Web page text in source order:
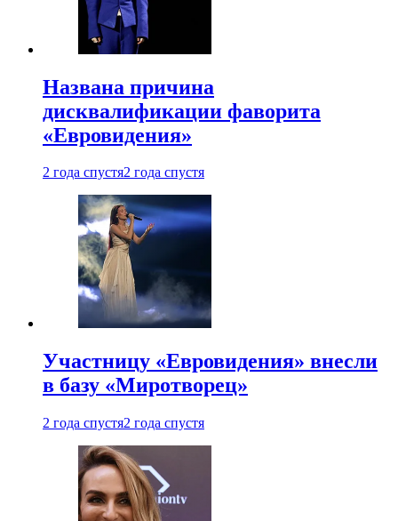
Названа причина
дисквалификации фаворита
«Евровидения»
2 года спустя2 года спустя
Участницу «Евровидения» внесли
в базу «Миротворец»
2 года спустя2 года спустя